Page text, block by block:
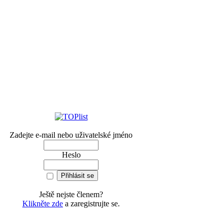
Zadejte e-mail nebo uživatelské jméno
Heslo
Ještě nejste členem?
Klikněte zde a zaregistrujte se.